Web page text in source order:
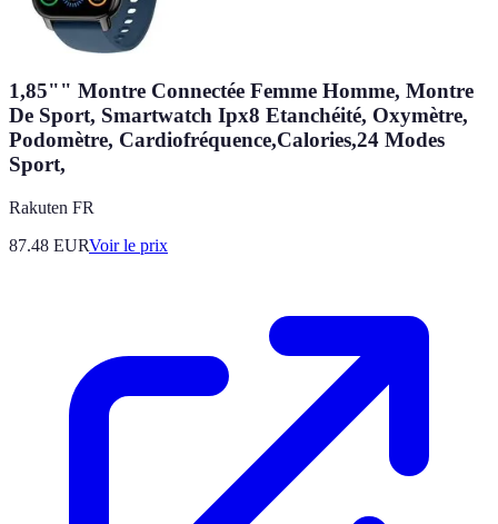
1,85"" Montre Connectée Femme Homme, Montre
De Sport, Smartwatch Ipx8 Etanchéité, Oxymètre,
Podomètre, Cardiofréquence,Calories,24 Modes
Sport,
Rakuten FR
87.48 EURVoir le prix